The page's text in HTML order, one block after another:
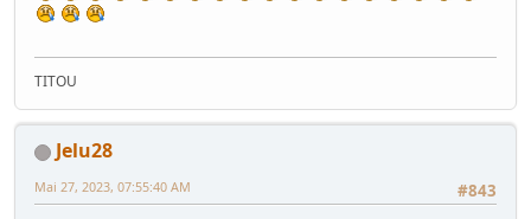
TITOU
Jelu28
#843
Mai 27, 2023, 07:55:40 AM